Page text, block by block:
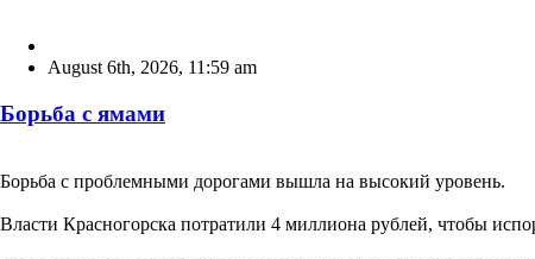
August 6th, 2026, 11:59 am
Борьба с ямами
Борьба с проблемными дорогами вышла на высокий уровень.
Власти Красногорска потратили 4 миллиона рублей, чтобы